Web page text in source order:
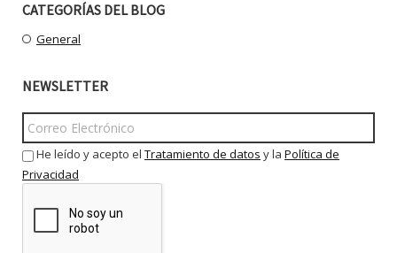
CATEGORÍAS DEL BLOG
General
NEWSLETTER
He leído y acepto el Tratamiento de datos y la Política de
Privacidad